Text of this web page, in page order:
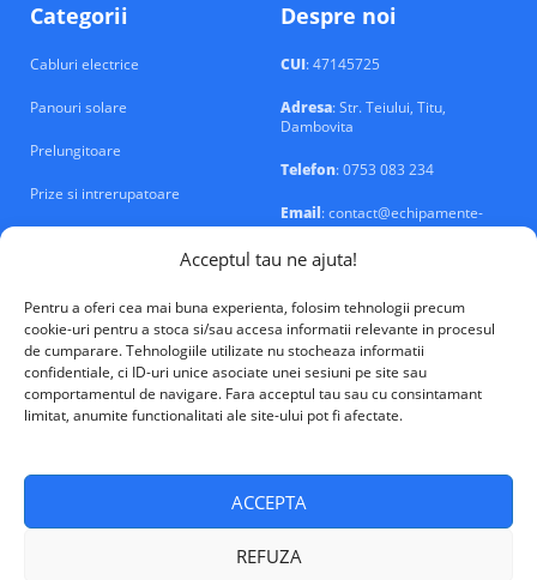
Acceptul tau ne ajuta!
Pentru a oferi cea mai buna experienta, folosim tehnologii precum
cookie-uri pentru a stoca si/sau accesa informatii relevante in procesul
de cumparare. Tehnologiile utilizate nu stocheaza informatii
confidentiale, ci ID-uri unice asociate unei sesiuni pe site sau
comportamentul de navigare. Fara acceptul tau sau cu consintamant
limitat, anumite functionalitati ale site-ului pot fi afectate.
ACCEPTA
REFUZA
Categorii
Cabluri electrice
Panouri solare
Prelungitoare
Prize si intrerupatoare
Despre noi
CUI: 47145725
Adresa: Str. Teiului, Titu,
Dambovita
Telefon: 0753 083 234
Email: contact@echipamente-
electrice.ro
VALM Electrical Solutions © 2026